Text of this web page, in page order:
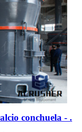
conchuela - .